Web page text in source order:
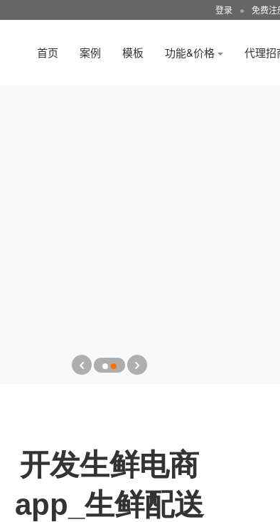
登录 ● 免费注
首页 案例 模板 功能&价格 代理招
开发生鲜电商
app_生鲜配送